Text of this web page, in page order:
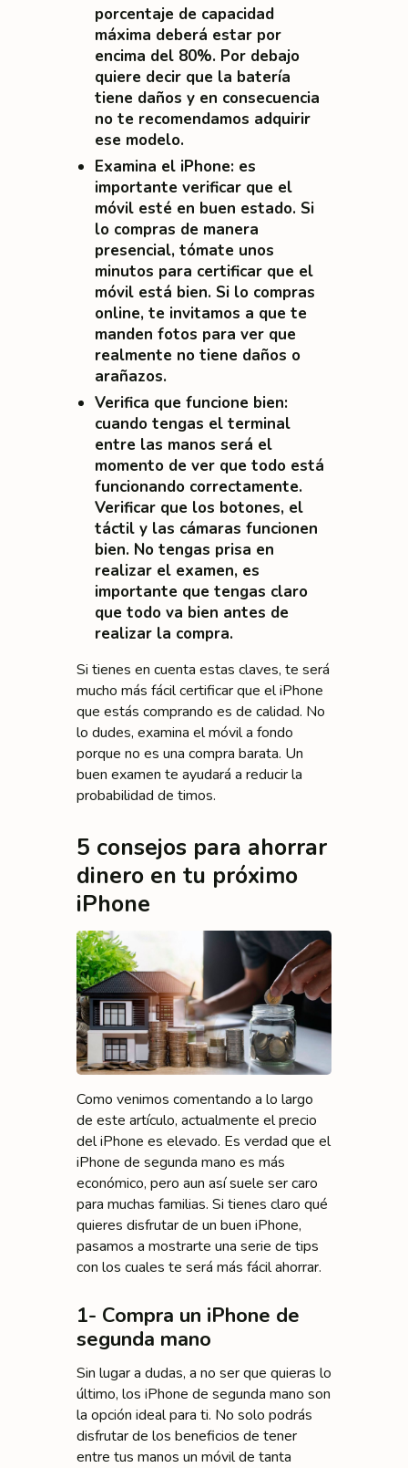
porcentaje de capacidad
máxima deberá estar por
encima del 80%. Por debajo
quiere decir que la batería
tiene daños y en consecuencia
no te recomendamos adquirir
ese modelo.
Examina el iPhone: es
importante verificar que el
móvil esté en buen estado. Si
lo compras de manera
presencial, tómate unos
minutos para certificar que el
móvil está bien. Si lo compras
online, te invitamos a que te
manden fotos para ver que
realmente no tiene daños o
arañazos.
Verifica que funcione bien:
cuando tengas el terminal
entre las manos será el
momento de ver que todo está
funcionando correctamente.
Verificar que los botones, el
táctil y las cámaras funcionen
bien. No tengas prisa en
realizar el examen, es
importante que tengas claro
que todo va bien antes de
realizar la compra.
Si tienes en cuenta estas claves, te será
mucho más fácil certificar que el iPhone
que estás comprando es de calidad. No
lo dudes, examina el móvil a fondo
porque no es una compra barata. Un
buen examen te ayudará a reducir la
probabilidad de timos.
5 consejos para ahorrar
dinero en tu próximo
iPhone
Como venimos comentando a lo largo
de este artículo, actualmente el precio
del iPhone es elevado. Es verdad que el
iPhone de segunda mano es más
económico, pero aun así suele ser caro
para muchas familias. Si tienes claro qué
quieres disfrutar de un buen iPhone,
pasamos a mostrarte una serie de tips
con los cuales te será más fácil ahorrar.
1- Compra un iPhone de
segunda mano
Sin lugar a dudas, a no ser que quieras lo
último, los iPhone de segunda mano son
la opción ideal para ti. No solo podrás
disfrutar de los beneficios de tener
entre tus manos un móvil de tanta